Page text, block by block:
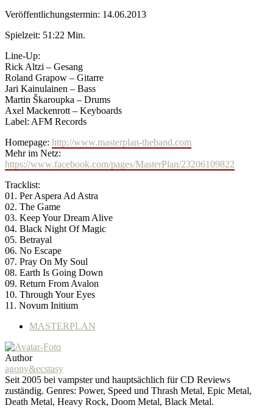
Veröffentlichungstermin: 14.06.2013
Spielzeit: 51:22 Min.
Line-Up:
Rick Altzi – Gesang
Roland Grapow – Gitarre
Jari Kainulainen – Bass
Martin Škaroupka – Drums
Axel Mackenrott – Keyboards
Label: AFM Records
Homepage: http://www.masterplan-theband.com
Mehr im Netz:
https://www.facebook.com/pages/MasterPlan/23206109822
Tracklist:
01. Per Aspera Ad Astra
02. The Game
03. Keep Your Dream Alive
04. Black Night Of Magic
05. Betrayal
06. No Escape
07. Pray On My Soul
08. Earth Is Going Down
09. Return From Avalon
10. Through Your Eyes
11. Novum Initium
MASTERPLAN
Author
agony&ecstasy
Seit 2005 bei vampster und hauptsächlich für CD Reviews
zuständig. Genres: Power, Speed und Thrash Metal, Epic Metal,
Death Metal, Heavy Rock, Doom Metal, Black Metal.